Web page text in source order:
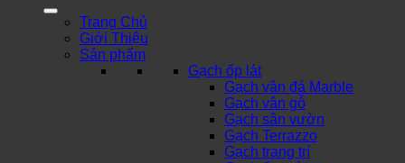
Trang Chủ
Giới Thiệu
Sản phẩm
Gạch ốp lát
Gạch vân đá Marble
Gạch vân gỗ
Gạch sân vườn
Gạch Terrazzo
Gạch trang trí